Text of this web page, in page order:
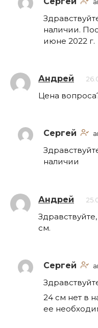
наличии.
июне 2022 г.
Андрей
Цена
Сергей
наличии
Андрей
см.
Сергей
24 см нет в
ее